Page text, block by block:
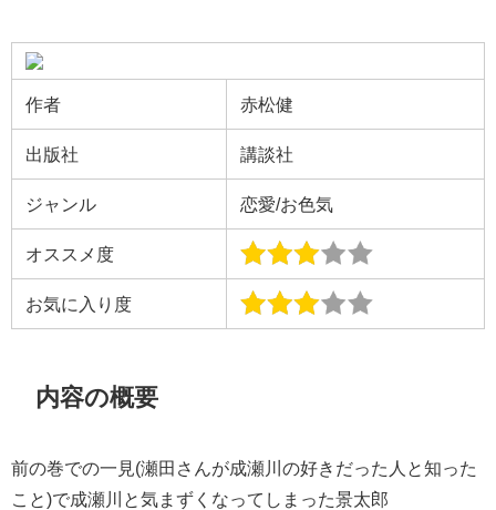
作者 赤松健
出版社 講談社
ジャンル 恋愛/お色気
オススメ度
お気に入り度
内容の概要
前の巻での一見(瀬田さんが成瀬川の好きだった人と知った
こと)で成瀬川と気まずくなってしまった景太郎